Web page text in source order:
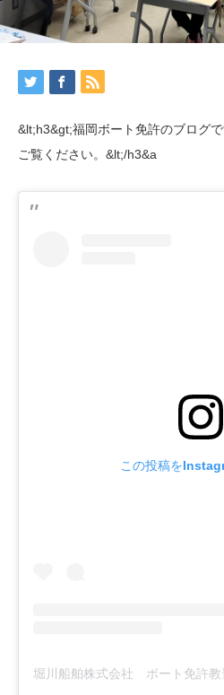
&lt;h3&gt;福岡ボート免許のブログ
ご覧ください。&lt;/h3&a
この投稿を